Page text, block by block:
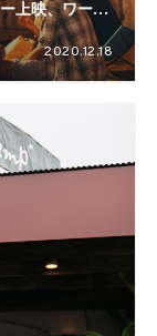
上映、ワーク
2020.12.18